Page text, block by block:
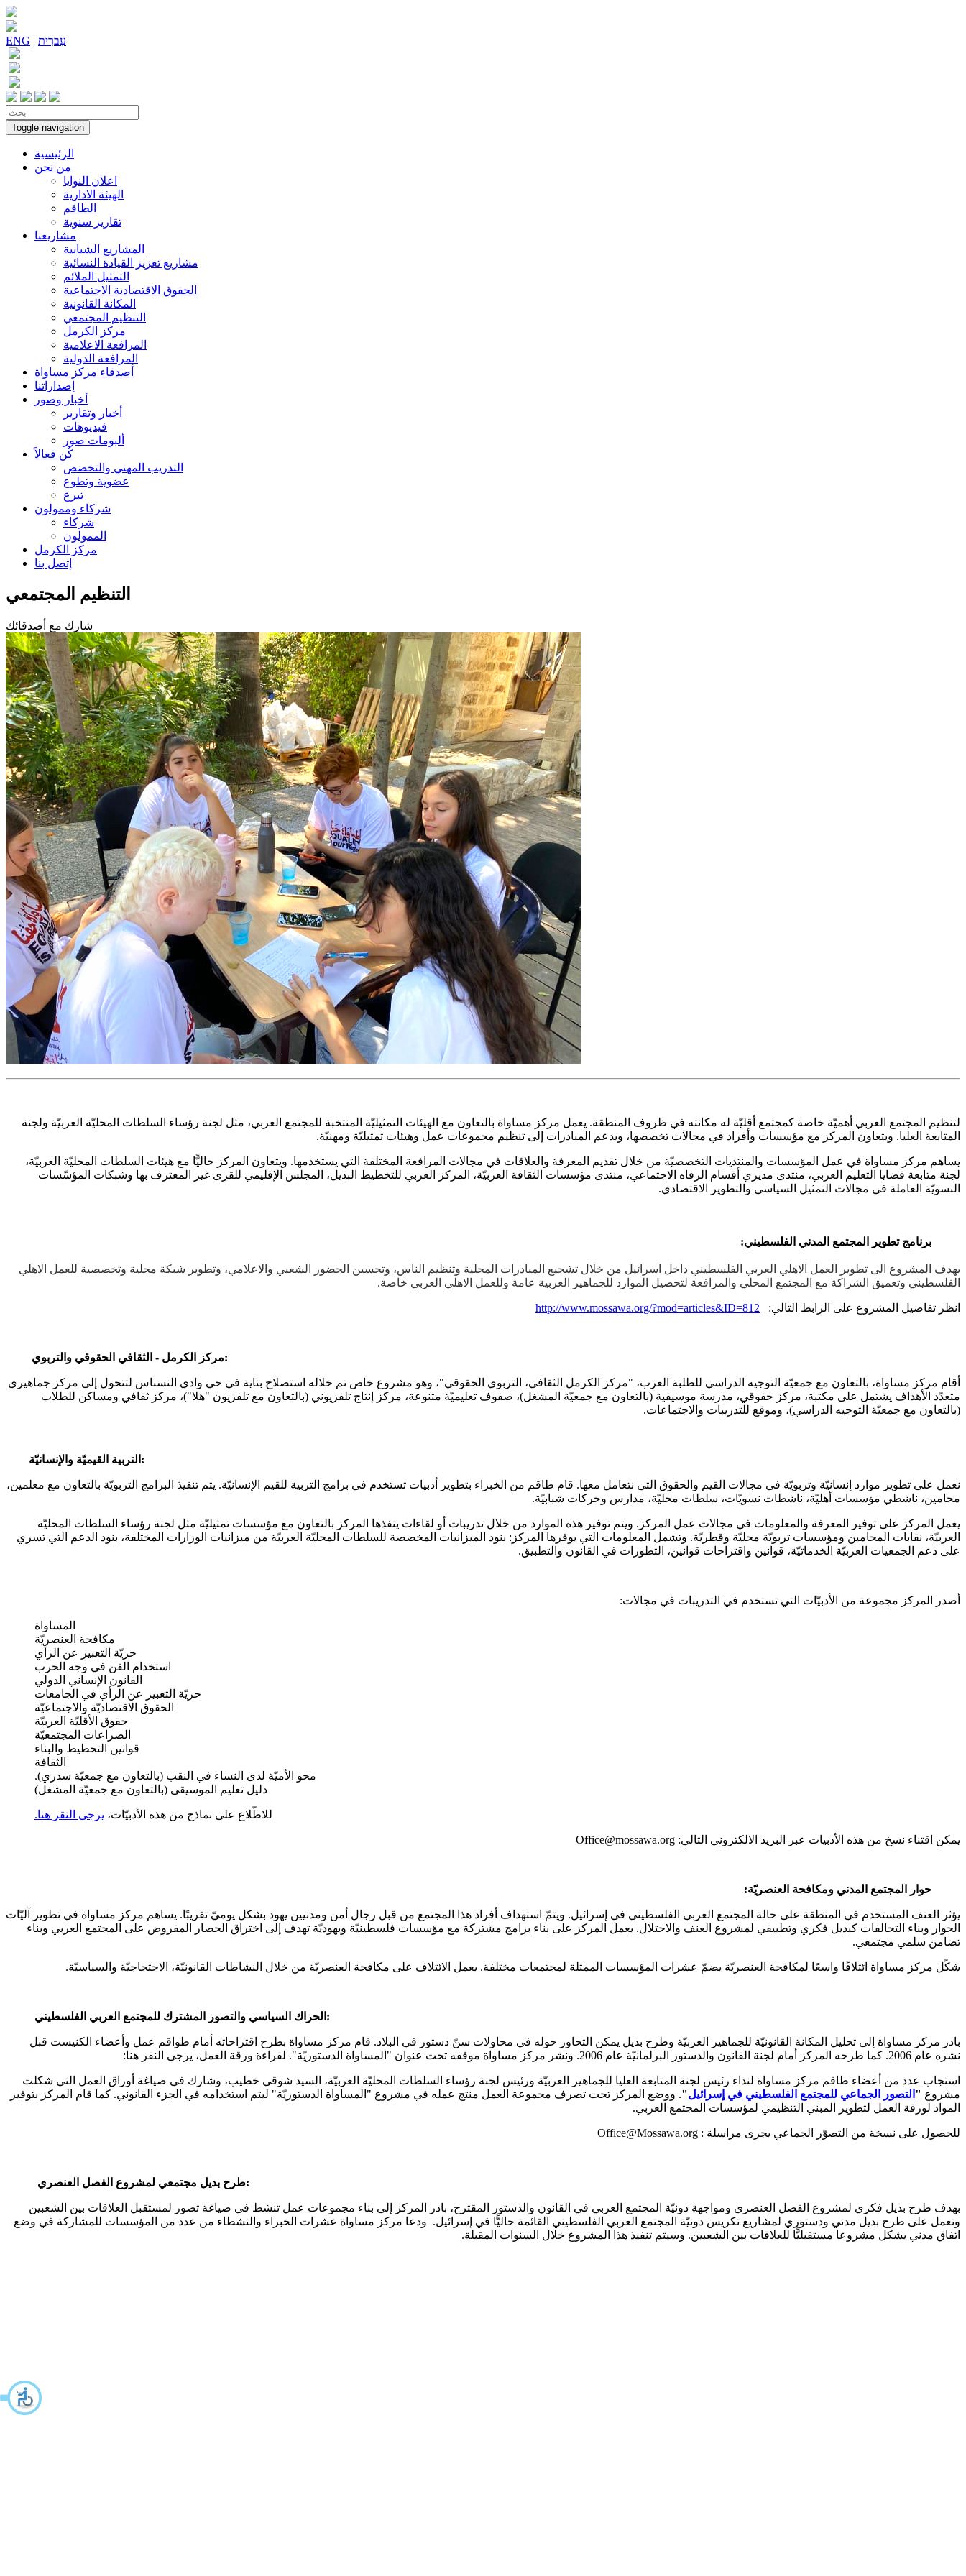
ENG | עִברִית
Toggle navigation
الرئيسية
من نحن
اعلان النوايا
الهيئة الادارية
الطاقم
تقارير سنوية
مشاريعنا
المشاريع الشبابية
مشاريع تعزيز القيادة النسائية
التمثيل الملائم
الحقوق الاقتصادية الاجتماعية
المكانة القانونية
التنظيم المجتمعي
مركز الكرمل
المرافعة الاعلامية
المرافعة الدولية
أصدقاء مركز مساواة
إصداراتنا
أخبار وصور
أخبار وتقارير
فيديوهات
ألبومات صور
كُن فعالاً
التدريب المهني والتخصص
عضوية وتطوع
تبرع
شركاء وممولون
شركاء
الممولون
مركز الكرمل
إتصل بنا
التنظيم المجتمعي
شارك مع أصدقائك
لتنظيم المجتمع العربي أهميّة خاصة كمجتمع أقليّة له مكانته في ظروف المنطقة. يعمل مركز مساواة بالتعاون مع الهيئات التمثيليّة المنتخبة للمجتمع العربي، مثل لجنة رؤساء السلطات المحليّة العربيّة ولجنة
المتابعة العليا. ويتعاون المركز مع مؤسسات وأفراد في مجالات تخصصها، ويدعم المبادرات إلى تنظيم مجموعات عمل وهيئات تمثيليّة ومهنيّة.
يساهم مركز مساواة في عمل المؤسسات والمنتديات التخصصيّة من خلال تقديم المعرفة والعلاقات في مجالات المرافعة المختلفة التي يستخدمها. ويتعاون المركز حاليًّا مع هيئات السلطات المحليّة العربيّة،
لجنة متابعة قضايا التعليم العربي، منتدى مديري أقسام الرفاه الاجتماعي، منتدى مؤسسات الثقافة العربيّة، المركز العربي للتخطيط البديل، المجلس الإقليمي للقرى غير المعترف بها وشبكات المؤسّسات
النسويّة العاملة في مجالات التمثيل السياسي والتطوير الاقتصادي.
برنامج تطوير المجتمع المدني الفلسطيني:
يهدف المشروع الى تطوير العمل الاهلي العربي الفلسطيني داخل اسرائيل من خلال تشجيع المبادرات المحلية وتنظيم الناس، وتحسين الحضور الشعبي والاعلامي، وتطوير شبكة محلية وتخصصية للعمل الاهلي
الفلسطيني وتعميق الشراكة مع المجتمع المحلي والمرافعة لتحصيل الموارد للجماهير العربية عامة وللعمل الاهلي العربي خاصة.
انظر تفاصيل المشروع على الرابط التالي: http://www.mossawa.org/?mod=articles&ID=812
مركز الكرمل - الثقافي الحقوقي والتربوي:
أقام مركز مساواة، بالتعاون مع جمعيّة التوجيه الدراسي للطلبة العرب، "مركز الكرمل الثقافي، التربوي الحقوقي"، وهو مشروع خاص تم خلاله استصلاح بناية في حي وادي النسناس لتتحول إلى مركز جماهيري
متعدّد الأهداف يشتمل على مكتبة، مركز حقوقي، مدرسة موسيقية (بالتعاون مع جمعيّة المشغل)، صفوف تعليميّة متنوعة، مركز إنتاج تلفزيوني (بالتعاون مع تلفزيون "هلا")، مركز ثقافي ومساكن للطلاب
(بالتعاون مع جمعيّة التوجيه الدراسي)، وموقع للتدريبات والاجتماعات.
التربية القيميّة والإنسانيّة:
نعمل على تطوير موارد إنسانيّة وتربويّة في مجالات القيم والحقوق التي نتعامل معها. قام طاقم من الخبراء بتطوير أدبيات تستخدم في برامج التربية للقيم الإنسانيّة. يتم تنفيذ البرامج التربويّة بالتعاون مع معلمين،
محامين، ناشطي مؤسسات أهليّة، ناشطات نسويّات، سلطات محليّة، مدارس وحركات شبابيّة.
يعمل المركز على توفير المعرفة والمعلومات في مجالات عمل المركز. ويتم توفير هذه الموارد من خلال تدريبات أو لقاءات ينفذها المركز بالتعاون مع مؤسسات تمثيليّة مثل لجنة رؤساء السلطات المحليّة
العربيّة، نقابات المحامين ومؤسسات تربويّة محليّة وقطريّة. وتشمل المعلومات التي يوفرها المركز: بنود الميزانيات المخصصة للسلطات المحليّة العربيّة من ميزانيات الوزارات المختلفة، بنود الدعم التي تسري
على دعم الجمعيات العربيّة الخدماتيّة، قوانين واقتراحات قوانين، التطورات في القانون والتطبيق.
أصدر المركز مجموعة من الأدبيّات التي تستخدم في التدريبات في مجالات:
المساواة
مكافحة العنصريّة
حريّة التعبير عن الرأي
استخدام الفن في وجه الحرب
القانون الإنساني الدولي
حريّة التعبير عن الرأي في الجامعات
الحقوق الاقتصاديّة والاجتماعيّة
حقوق الأقليّة العربيّة
الصراعات المجتمعيّة
قوانين التخطيط والبناء
الثقافة
محو الأميّة لدى النساء في النقب (بالتعاون مع جمعيّة سدري).
دليل تعليم الموسيقى (بالتعاون مع جمعيّة المشغل)
للاطّلاع على نماذج من هذه الأدبيّات، يرجى النقر هنا.
يمكن اقتناء نسخ من هذه الأدبيات عبر البريد الالكتروني التالي: Office@mossawa.org
حوار المجتمع المدني ومكافحة العنصريّة:
يؤثر العنف المستخدم في المنطقة على حالة المجتمع العربي الفلسطيني في إسرائيل. ويتمّ استهداف أفراد هذا المجتمع من قبل رجال أمن ومدنيين يهود بشكل يوميّ تقريبًا. يساهم مركز مساواة في تطوير آليّات
الحوار وبناء التحالفات كبديل فكري وتطبيقي لمشروع العنف والاحتلال. يعمل المركز على بناء برامج مشتركة مع مؤسسات فلسطينيّة ويهوديّة تهدف إلى اختراق الحصار المفروض على المجتمع العربي وبناء
تضامن سلمي مجتمعي.
شكّل مركز مساواة ائتلافًا واسعًا لمكافحة العنصريّة يضمّ عشرات المؤسسات الممثلة لمجتمعات مختلفة. يعمل الائتلاف على مكافحة العنصريّة من خلال النشاطات القانونيّة، الاحتجاجيّة والسياسيّة.
الحراك السياسي والتصور المشترك للمجتمع العربي الفلسطيني:
بادر مركز مساواة إلى تحليل المكانة القانونيّة للجماهير العربيّة وطرح بديل يمكن التحاور حوله في محاولات سنّ دستور في البلاد. قام مركز مساواة بطرح اقتراحاته أمام طواقم عمل وأعضاء الكنيست قبل
نشره عام 2006. كما طرحه المركز أمام لجنة القانون والدستور البرلمانيّة عام 2006. ونشر مركز مساواة موقفه تحت عنوان "المساواة الدستوريّة". لقراءة ورقة العمل، يرجى النقر هنا:
استجاب عدد من أعضاء طاقم مركز مساواة لنداء رئيس لجنة المتابعة العليا للجماهير العربيّة ورئيس لجنة رؤساء السلطات المحليّة العربيّة، السيد شوقي خطيب، وشارك في صياغة أوراق العمل التي شكلت
مشروع " التصور الجماعي للمجتمع الفلسطيني في إسرائيل". ووضع المركز تحت تصرف مجموعة العمل منتج عمله في مشروع "المساواة الدستوريّة" ليتم استخدامه في الجزء القانوني. كما قام المركز بتوفير
المواد لورقة العمل لتطوير المبني التنظيمي لمؤسسات المجتمع العربي.
للحصول على نسخة من التصوّر الجماعي يجرى مراسلة : Office@Mossawa.org
طرح بديل مجتمعي لمشروع الفصل العنصري:
بهدف طرح بديل فكري لمشروع الفصل العنصري ومواجهة دونيّة المجتمع العربي في القانون والدستور المقترح، بادر المركز إلى بناء مجموعات عمل تنشط في صياغة تصور لمستقبل العلاقات بين الشعبين
وتعمل على طرح بديل مدني ودستوري لمشاريع تكريس دونيّة المجتمع العربي الفلسطيني القائمة حاليًّا في إسرائيل. ودعا مركز مساواة عشرات الخبراء والنشطاء من عدد من المؤسسات للمشاركة في وضع
اتفاق مدني يشكل مشروعا مستقبليًّا للعلاقات بين الشعبين. وسيتم تنفيذ هذا المشروع خلال السنوات المقبلة.